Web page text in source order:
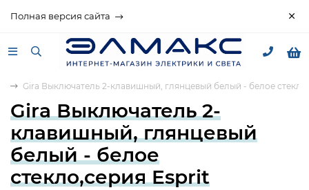
Полная версия сайта
Gira Выключатель 2-клавишный, глянцевый белый - белое
Gira Выключатель 2-
клавишный, глянцевый
белый - белое
стекло,серия Esprit